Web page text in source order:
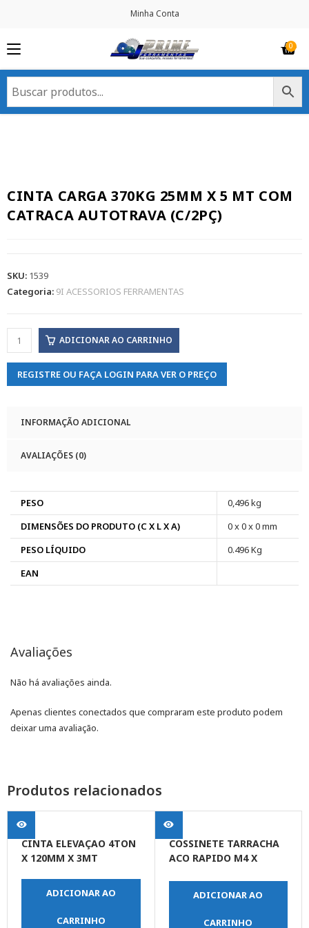
Minha Conta
CINTA CARGA 370KG 25MM X 5 MT COM
CATRACA AUTOTRAVA (C/2PÇ)
SKU: 1539
Categoria: 9I ACESSORIOS FERRAMENTAS
ADICIONAR AO CARRINHO
REGISTRE OU FAÇA LOGIN PARA VER O PREÇO
INFORMAÇÃO ADICIONAL
AVALIAÇÕES (0)
PESO
0,496 kg
DIMENSÕES DO PRODUTO (C X L X A)
0 x 0 x 0 mm
PESO LÍQUIDO
0.496 Kg
EAN
Avaliações
Não há avaliações ainda.
Apenas clientes conectados que compraram este produto podem
deixar uma avaliação.
Produtos relacionados
CINTA ELEVAÇAO 4TON
X 120MM X 3MT
ADICIONAR AO
CARRINHO
COSSINETE TARRACHA
ACO RAPIDO M4 X
ADICIONAR AO
CARRINHO